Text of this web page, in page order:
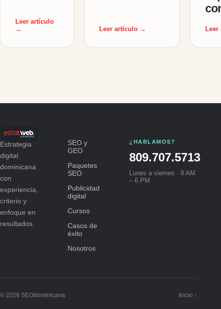
Leer artículo
→
Leer artículo →
Estrategia
digital
dominicana
con
experiencia,
criterio y
enfoque en
resultados.
SEO y
GEO
Paquetes
SEO
Publicidad
digital
Cursos
Casos de
éxito
Nosotros
¿HABLAMOS?
809.707.5713
Lunes a viernes · 8 AM
– 6 PM
© 2026 SEOdominicana Inicio ↑